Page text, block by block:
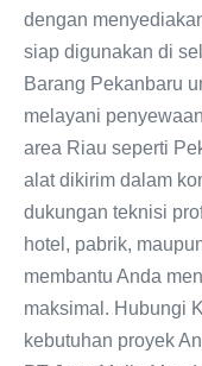
dengan
siap digunakan di
Barang Pekanbaru
melayani
area Riau seperti
alat dikirim dalam
dukungan teknisi
hotel, pabrik,
membantu Anda
maksimal. Hubungi
kebutuhan proyek